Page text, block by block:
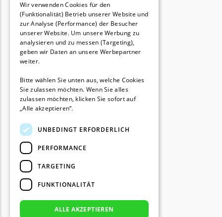
GERMAN
Wir verwenden Cookies für den
(Funktionalität) Betrieb unserer Website und
zur Analyse (Performance) der Besucher
unserer Website. Um unsere Werbung zu
analysieren und zu messen (Targeting),
geben wir Daten an unsere Werbepartner
weiter.
Bitte wählen Sie unten aus, welche Cookies
Sie zulassen möchten. Wenn Sie alles
zulassen möchten, klicken Sie sofort auf
„Alle akzeptieren“.
UNBEDINGT ERFORDERLICH
PERFORMANCE
TARGETING
FUNKTIONALITÄT
ALLE AKZEPTIEREN